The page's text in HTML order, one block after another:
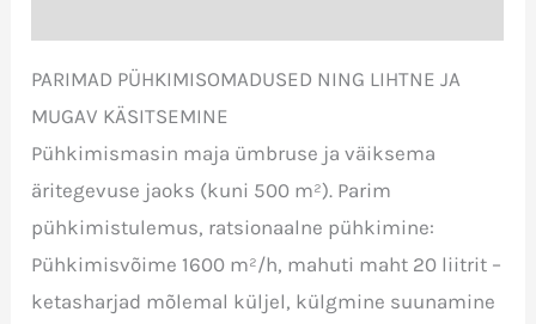
PARIMAD PÜHKIMISOMADUSED NING LIHTNE JA
MUGAV KÄSITSEMINE
Pühkimismasin maja ümbruse ja väiksema
äritegevuse jaoks (kuni 500 m²). Parim
pühkimistulemus, ratsionaalne pühkimine:
Pühkimisvõime 1600 m²/h, mahuti maht 20 liitrit –
ketasharjad mõlemal küljel, külgmine suunamine